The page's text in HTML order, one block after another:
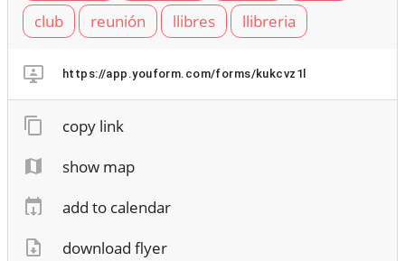
club
reunión llibres llibreria
https://app.youform.com/forms/kukcvz1l
copy link
show map
add to calendar
download flyer